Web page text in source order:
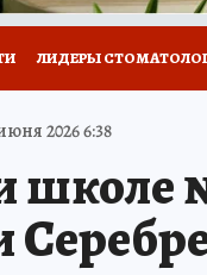
ЛИДЕРЫ
УКРАИНА: СВОДКА
ВЕКА НАСТОЯЩИЕ
ГОДА 2025
2026 6:38